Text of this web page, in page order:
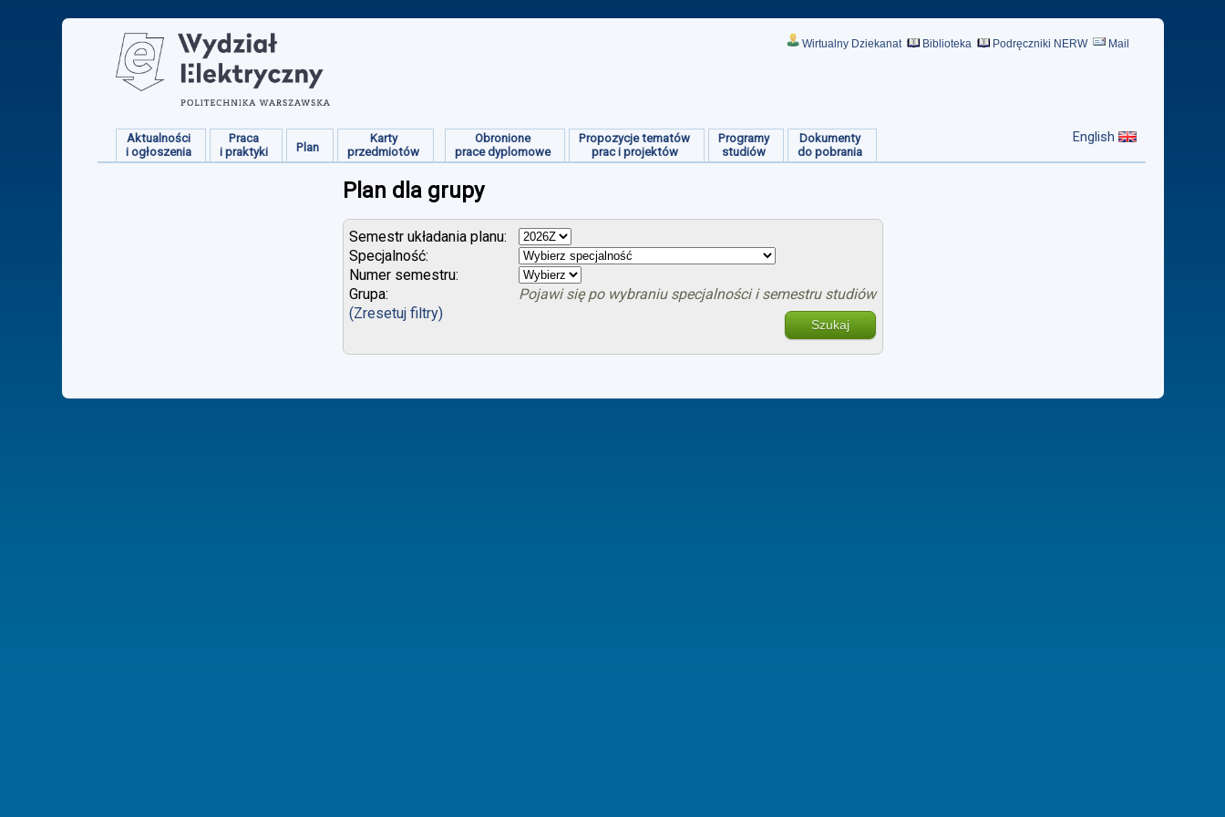
Wirtualny Dziekanat Biblioteka Podręczniki NERW Mail
Aktualności
i ogłoszenia
Praca
i praktyki
Plan
Karty
przedmiotów
Obronione
prace dyplomowe
Propozycje tematów
prac i projektów
Programy
studiów
Dokumenty
do pobrania
English
Plan dla grupy
Semestr układania planu:
Specjalność:
Numer semestru:
Grupa:
Pojawi się po wybraniu specjalności i semestru studiów
(Zresetuj filtry)